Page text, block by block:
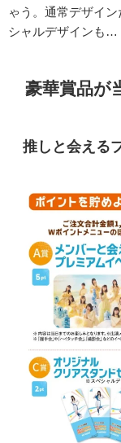
ゃう。通常デザイ
シャルデザインも…
豪華賞品が
推しと会える